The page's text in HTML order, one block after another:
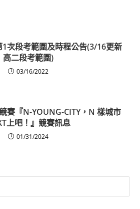
次段考範圍及時程公告(3/16更新
高二段考範圍)
03/16/2022
賽『N-YOUNG-CITY，N 樣城市
上吧！』競賽訊息
01/31/2024